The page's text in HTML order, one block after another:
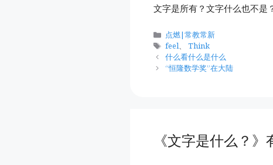
文字是所有？文字什么也不是
分
类
点燃|常教常新
标
签
feel、Think
什么看什么是什么
“恒隆数学奖”在大陆
《文字是什么？